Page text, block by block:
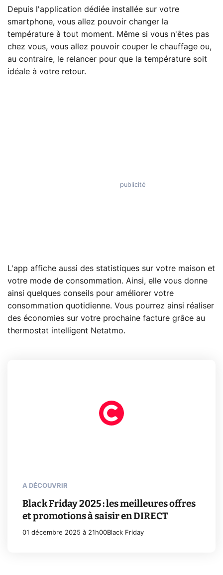
Depuis l'application dédiée installée sur votre
smartphone, vous allez pouvoir changer la
température à tout moment. Même si vous n'êtes pas
chez vous, vous allez pouvoir couper le chauffage ou,
au contraire, le relancer pour que la température soit
idéale à votre retour.
L'app affiche aussi des statistiques sur votre maison et
votre mode de consommation. Ainsi, elle vous donne
ainsi quelques conseils pour améliorer votre
consommation quotidienne. Vous pourrez ainsi réaliser
des économies sur votre prochaine facture grâce au
thermostat intelligent Netatmo.
A DÉCOUVRIR
Black Friday 2025 : les meilleures offres
et promotions à saisir en DIRECT
01 décembre 2025 à 21h00Black Friday